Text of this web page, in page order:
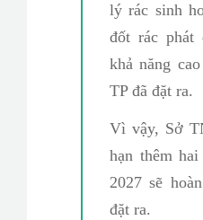
lý rác sinh
đốt rác phát
khả năng
TP đã đặt ra.
Vì vậy, Sở
hạn thêm
2027 sẽ
đặt ra.